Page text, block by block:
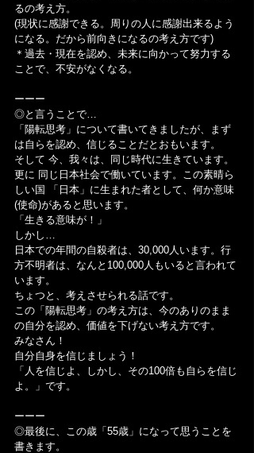
るの考え方。
(現状に感謝できる。周りの人に感謝出来るよう
になる。だから前向きになるの考え方です)
＊過去・現在を認め、未来に向かって努力する
ことで、不安がなくなる。
ーーー
◎と言うことで…
「陽転思考」について書いてきましたが、まず
は自らを認め、信じることだとおもいます。
そして 今、我々は、同じ時代に生きています。
更に 同じ日本社会で働いています。この素晴ら
しい国 「日本」に生まれた者として、何か意味
(使命)があると思います。
「生きる意味が！」
しかし…
日本での年間の自殺者は、30,000人います。行
方不明者は、なんと100,000人もいると言われて
います。
ちょつと、考えさせられる話です。
この「陽転思考」の考え方は、今のありのまま
の自分を認め、価値を下げない考え方です。
みなさん！
自分自身を信じましょう！
「人を信じよ、しかし、その100倍も自らを信じ
よ。」です。
ーーー
◎最後に、この歳「55歳」になって思うことを
書きます。